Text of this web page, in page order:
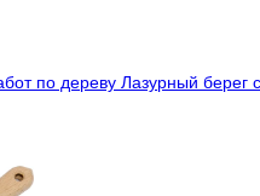
по дереву Лазурный